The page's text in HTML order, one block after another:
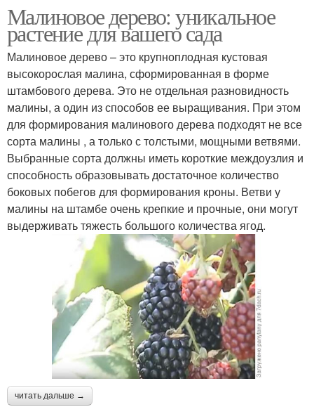
Малиновое дерево: уникальное
растение для вашего сада
Малиновое дерево – это крупноплодная кустовая
высокорослая малина, сформированная в форме
штамбового дерева. Это не отдельная разновидность
малины, а один из способов ее выращивания. При этом
для формирования малинового дерева подходят не все
сорта малины , а только с толстыми, мощными ветвями.
Выбранные сорта должны иметь короткие междоузлия и
способность образовывать достаточное количество
боковых побегов для формирования кроны. Ветви у
малины на штамбе очень крепкие и прочные, они могут
выдерживать тяжесть большого количества ягод.
читать дальше →